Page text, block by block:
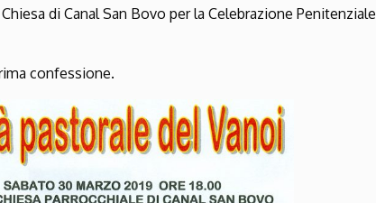
di Canal San Bovo per la Celebrazione Penitenziale
confessione.